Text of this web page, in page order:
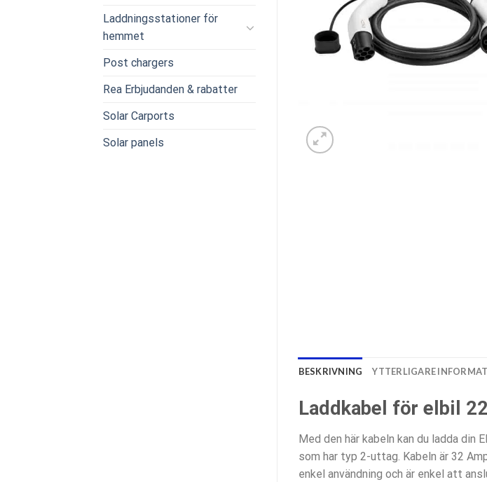
Laddningsstationer för
hemmet
Post chargers
Rea Erbjudanden & rabatter
Solar Carports
Solar panels
BESKRIVNING YTTERLIGARE
Laddkabel för elbil
Med den här kabeln kan du ladda
som har typ 2-uttag. Kabeln är 32
enkel användning och är enkel att